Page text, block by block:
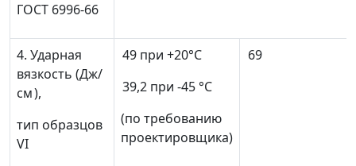
ГОСТ 6996-66
4. Ударная
вязкость (Дж/
см),
тип образцов
VI
49 при +20°С
39,2 при -45 °С
(по требованию
проектировщика)
69